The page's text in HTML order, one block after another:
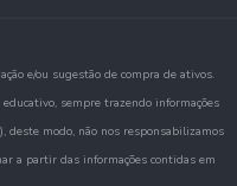
e/ou sugestão de compra de ativos.
sempre trazendo informações
deste modo, não nos responsabilizamos
a partir das informações contidas em